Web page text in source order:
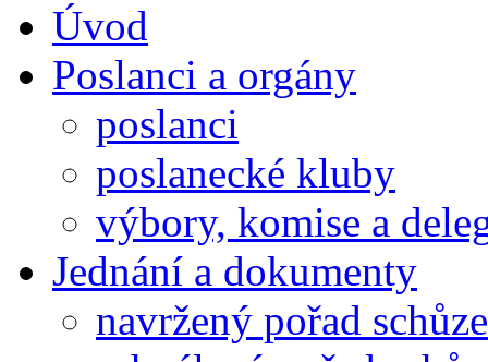
Úvod
Poslanci a orgány
poslanci
poslanecké kluby
výbory, komise a
Jednání a dokumenty
navržený pořad schůze